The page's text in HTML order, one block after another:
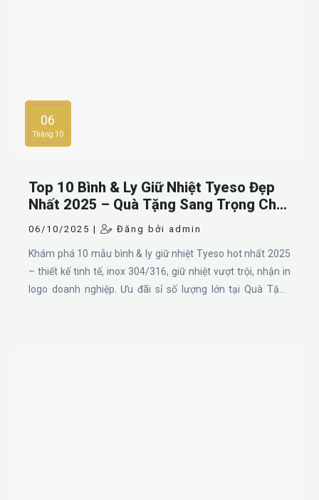
06
Tháng 10
Top 10 Bình & Ly Giữ Nhiệt Tyeso Đẹp
Nhất 2025 – Quà Tặng Sang Trọng Cho
Doanh Nghiệp
06/10/2025 | Đăng bởi admin
Khám phá 10 mẫu bình & ly giữ nhiệt Tyeso hot nhất 2025
– thiết kế tinh tế, inox 304/316, giữ nhiệt vượt trội, nhận in
logo doanh nghiệp. Ưu đãi sỉ số lượng lớn tại Quà Tặng